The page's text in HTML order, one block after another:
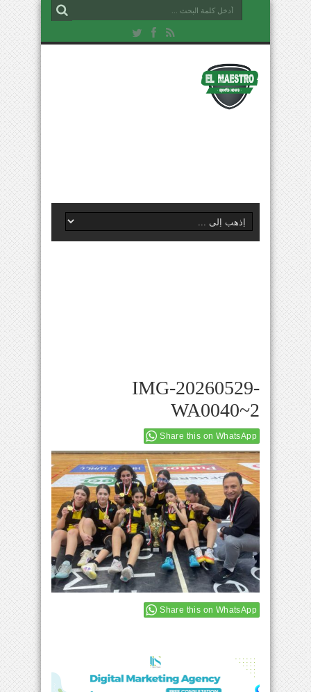
IMG-20260529-
WA0040~2
Share this on WhatsApp
Share this on WhatsApp